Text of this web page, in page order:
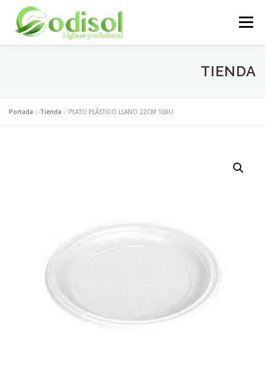
contenido
Menú
ÁREA CLIENTES CONTACTO
TIENDA
Portada »Tienda »PLATO PLÁSTICO LLANO 22CM 100U